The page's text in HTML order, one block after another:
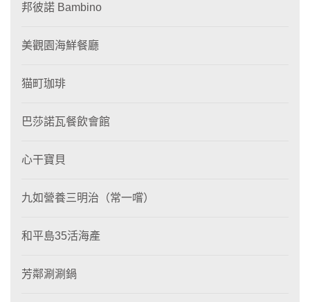
邦彼諾 Bambino
美觀園海鮮餐廳
猫町珈琲
巴莎諾瓦餐飲會館
心干寶貝
九如營養三明治（常一嚐）
和平島35活海產
芳鄰涮涮鍋